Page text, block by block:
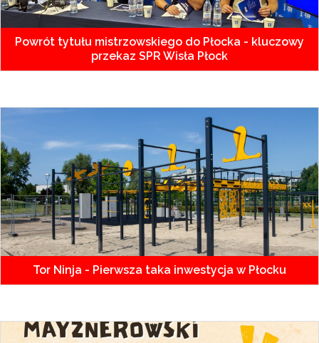
Powrót tytułu mistrzowskiego do Płocka - kluczowy
przekaz SPR Wisła Płock
Tor Ninja - Pierwsza taka inwestycja w Płocku